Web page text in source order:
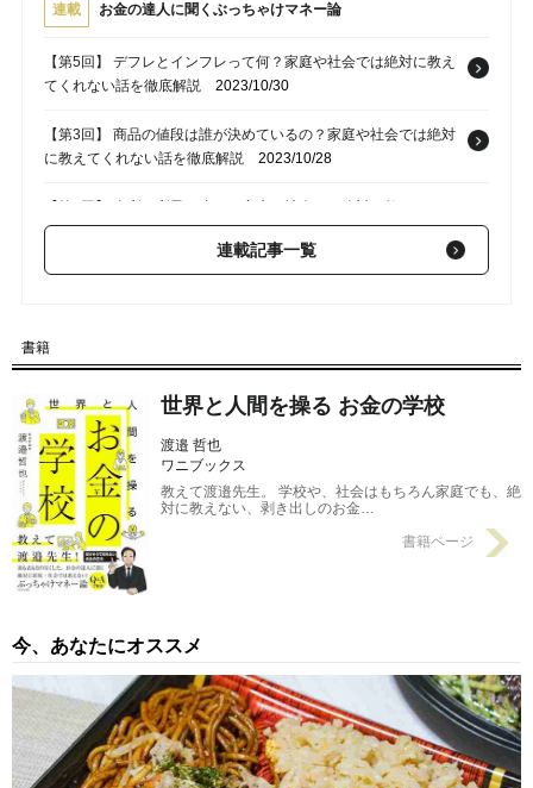
連載 お金の達人に聞くぶっちゃけマネー論
【第5回】 デフレとインフレって何？家庭や社会では絶対に教え
てくれない話を徹底解説 2023/10/30
【第3回】 商品の値段は誰が決めているの？家庭や社会では絶対
に教えてくれない話を徹底解説 2023/10/28
ない両者の違いを徹底解説2023/10/27
【第1回】 そもそもお金って何？家庭や社会では絶対に教えてく
連載記事一覧
書籍
世界と人間を操る お金の学校
渡邉 哲也
ワニブックス
教えて渡邉先生。 学校や、社会はもちろん家庭でも、絶
対に教えない、剥き出しのお金…
書籍ページ
今、あなたにオススメ